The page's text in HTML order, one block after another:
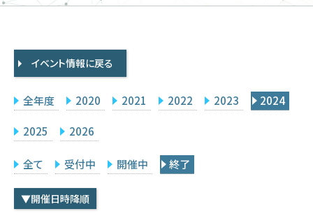
キ
2026年度公募
採択研究・報告書一覧
イベント情報
研究代表者専用 委員専用
学内専用
イベント情報に戻る
全年度 2020 2021 2022 2023 2024
2025 2026
全て 受付中 開催中 終了
▼開催日時降順